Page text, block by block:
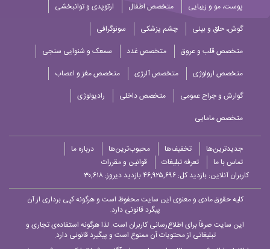
پوست، مو و زیبایی
متخصص اطفال
ارتوپدی و توانبخشی
گوش، حلق و بینی
چشم پزشکی
سونوگرافی
متخصص قلب و عروق
متخصص غدد
سمعک و شنوایی سنجی
متخصص ارولوژی
متخصص آلرژی
متخصص مغز و اعصاب
گوارش و جراح عمومی
متخصص داخلی
رادیولوژی
متخصص مامایی
جدیدترین‌ها تخفیف‌ها محبوب‌ترین‌ها
درباره ما
تماس با ما
تعرفه تبلیغات
قوانین و مقررات
کاربران آنلاین: بازدید کل: ۴۶,۹۲۵,۶۹۶
بازدید دیروز: ۳۰,۶۱۸
کلیه حقوق مادی و معنوی این سایت محفوظ است و هرگونه کپی برداری از آن
پیگرد قانونی دارد.
این سایت صرفاً برای اطلاع‌رسانی کاربران است. لذا هرگونه استفاده‌ی تجاری و
تبلیغاتی از محتویات آن ممنوع است و پیگیرد قانونی دارد.